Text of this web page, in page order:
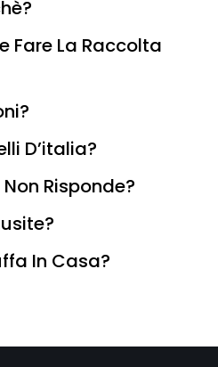
Fare La Raccolta
D’italia?
Risponde?
In Casa?